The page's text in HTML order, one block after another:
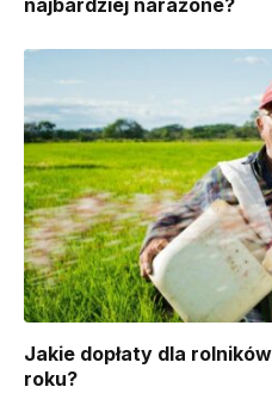
Jakie dopłaty dla
roku?